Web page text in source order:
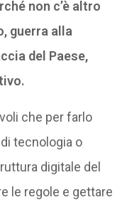
non c’è altro
guerra alla
del Paese,
che per farlo
tecnologia o
digitale del
le regole e gettare